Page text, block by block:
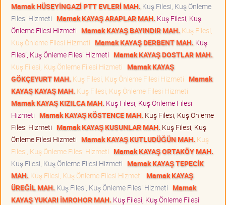
Mamak HÜSEYİNGAZİ PTT EVLERİ MAH. Kuş Filesi, Kuş Önleme
Filesi Hizmeti Mamak KAYAŞ ARAPLAR MAH. Kuş Filesi, Kuş
Önleme Filesi Hizmeti Mamak KAYAŞ BAYINDIR MAH. Kuş Filesi,
Kuş Önleme Filesi Hizmeti Mamak KAYAŞ DERBENT MAH. Kuş
Filesi, Kuş Önleme Filesi Hizmeti Mamak KAYAŞ DOSTLAR MAH.
Kuş Filesi, Kuş Önleme Filesi Hizmeti Mamak KAYAŞ
GÖKÇEYURT MAH. Kuş Filesi, Kuş Önleme Filesi Hizmeti Mamak
KAYAŞ KAYAŞ MAH. Kuş Filesi, Kuş Önleme Filesi Hizmeti
Mamak KAYAŞ KIZILCA MAH. Kuş Filesi, Kuş Önleme Filesi
Hizmeti Mamak KAYAŞ KÖSTENCE MAH. Kuş Filesi, Kuş Önleme
Filesi Hizmeti Mamak KAYAŞ KUSUNLAR MAH. Kuş Filesi, Kuş
Önleme Filesi Hizmeti Mamak KAYAŞ KUTLUDÜĞÜN MAH. Kuş
Filesi, Kuş Önleme Filesi Hizmeti Mamak KAYAŞ ORTAKÖY MAH.
Kuş Filesi, Kuş Önleme Filesi Hizmeti Mamak KAYAŞ TEPECİK
MAH. Kuş Filesi, Kuş Önleme Filesi Hizmeti Mamak KAYAŞ
ÜREĞİL MAH. Kuş Filesi, Kuş Önleme Filesi Hizmeti Mamak
KAYAŞ YUKARI İMROHOR MAH. Kuş Filesi, Kuş Önleme Filesi